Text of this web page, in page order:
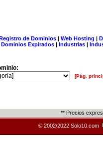
de Dominios| Web Hosting |
Dominios Expirados | Industrias |
[Pág.
** Precios
© 2002/2022 Solo10.com